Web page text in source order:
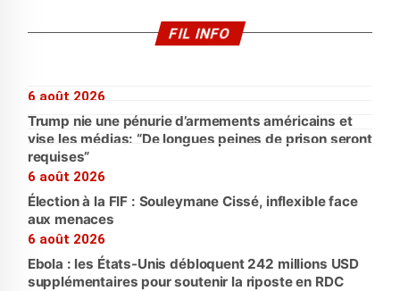
FIL INFO
6 août 2026
Trump nie une pénurie d’armements américains et
vise les médias: “De longues peines de prison seront
requises”
6 août 2026
Élection à la FIF : Souleymane Cissé, inflexible face
aux menaces
6 août 2026
Ebola : les États-Unis débloquent 242 millions USD
supplémentaires pour soutenir la riposte en RDC